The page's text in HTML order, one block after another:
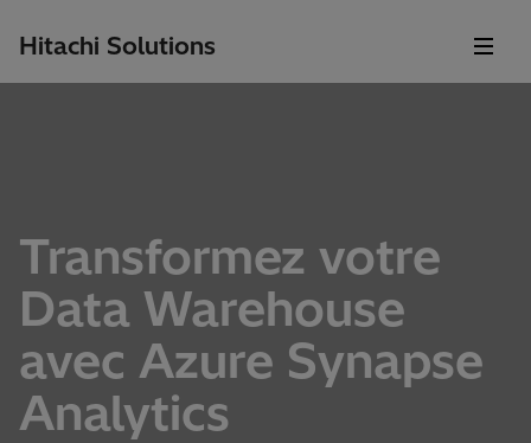
Hitachi Solutions
Transformez votre
Data Warehouse
avec Azure Synapse
Analytics